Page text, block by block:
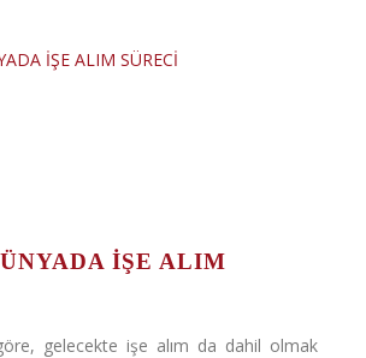
İŞE ALIM
gelecekte işe alım da dahil olmak